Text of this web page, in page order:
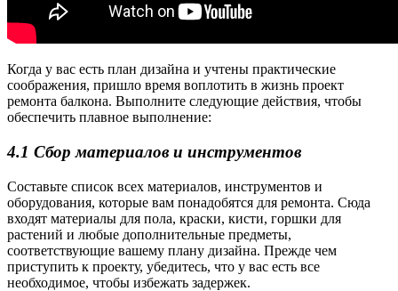
Когда у вас есть план дизайна и учтены практические
соображения, пришло время воплотить в жизнь проект
ремонта балкона. Выполните следующие действия, чтобы
обеспечить плавное выполнение:
4.1 Сбор материалов и инструментов
Составьте список всех материалов, инструментов и
оборудования, которые вам понадобятся для ремонта. Сюда
входят материалы для пола, краски, кисти, горшки для
растений и любые дополнительные предметы,
соответствующие вашему плану дизайна. Прежде чем
приступить к проекту, убедитесь, что у вас есть все
необходимое, чтобы избежать задержек.